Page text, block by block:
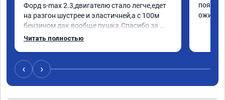
Форд s-max 2.3,двигателю стало легче,едет
на разгон шустрее и эластичней,а с 100м
бензином дак вообще пушка.Спасибо за
работу,за эмоции.Желаю
рекомендовать друзьям и знакомым.
Читать полностью
ожил.
‹ ›